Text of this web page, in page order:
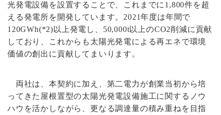
光発電設備を設置することで、これまでに1,800件を超
える発電所を開発しています。2021年度は年間で
120GWh(*2)以上発電し、50,000t以上のCO2削減に貢献
しており、これからも太陽光発電による再エネで環境
価値の創出に貢献してまいります。
両社は、本契約に加え、第二電力が創業当初から培
ってきた屋根置型の太陽光発電設備施工に関するノウ
ハウを活かしながら、更なる調達量の積み重ねを目指